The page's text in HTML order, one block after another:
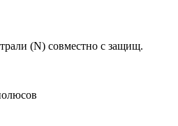
(N) совместно с защищ.